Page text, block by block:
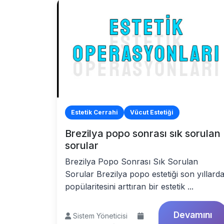
Estetik Cerrahi Vücut Estetiği
Brezilya popo sonrası sık sorulan
sorular
Brezilya Popo Sonrası Sık Sorulan
Sorular Brezilya popo estetiği son yıllarda
popülaritesini arttıran bir estetik ...
Sistem Yöneticisi
Devamını